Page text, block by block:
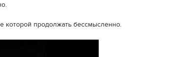
которой продолжать бессмысленно.